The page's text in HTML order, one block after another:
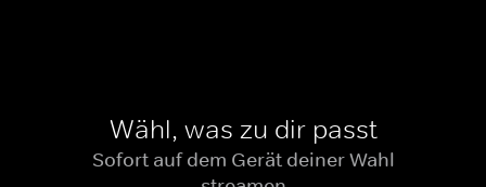
Wähl, was zu dir passt
Sofort auf dem Gerät deiner Wahl